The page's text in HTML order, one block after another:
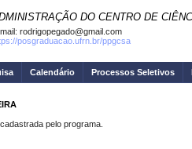
DO CENTRO DE
rodrigopegado@gmail.com
posgraduacao.ufrn.br/ppgcsa
Calendário Processos Seletivos
pelo programa.